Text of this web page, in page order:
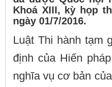
Khoá XIII, kỳ họp
ngày 01/7/2016.
Luật Thi hành tạm
định của Hiến
nghĩa vụ cơ bản